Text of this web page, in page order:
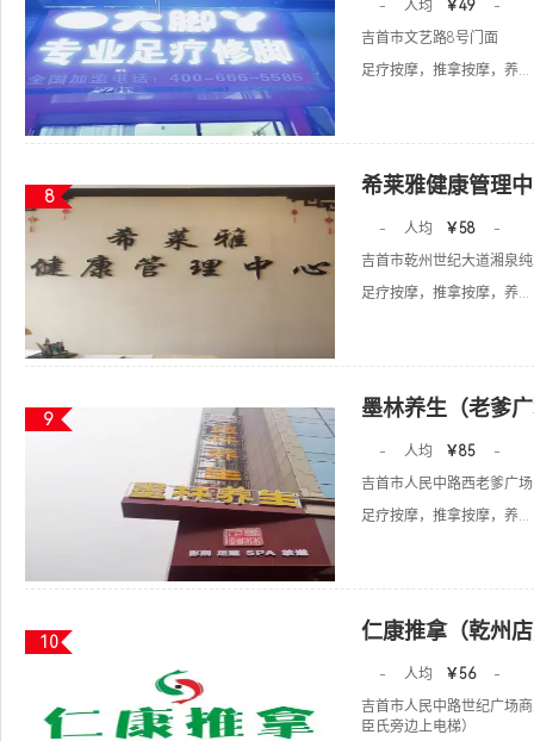
- 人均 ￥49
-
吉首市文艺路8号门面
足疗按摩，推拿按摩，养...
8 希莱雅健康管理
- 人均 ￥58
-
吉首市乾州世纪大道湘泉
足疗按摩，推拿按摩，养...
9 墨林养生（老爹
- 人均 ￥85
-
吉首市人民中路西老爹广
足疗按摩，推拿按摩，养...
10 仁康推拿（乾州
- 人均 ￥56
-
吉首市人民中路世纪广场
臣氏旁边上电梯）